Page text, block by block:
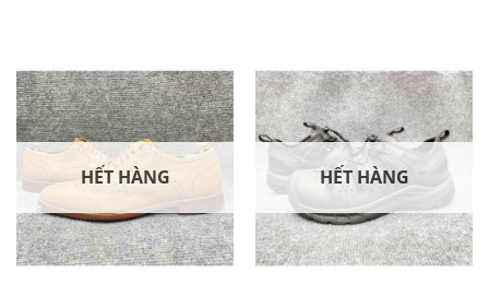
HẾT HÀNG HẾT HÀNG